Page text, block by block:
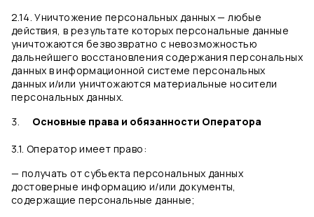
2.14. Уничтожение персональных данных — любые
действия, в результате которых персональные данные
уничтожаются безвозвратно с невозможностью
дальнейшего восстановления содержания персональных
данных в информационной системе персональных
данных и/или уничтожаются материальные носители
персональных данных.
Основные права и обязанности Оператора
3.1. Оператор имеет право:
— получать от субъекта персональных данных
достоверные информацию и/или документы,
содержащие персональные данные;